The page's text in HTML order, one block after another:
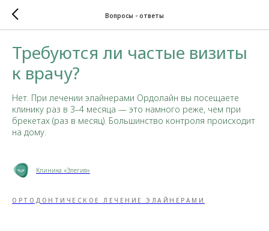
Вопросы - ответы
Требуются ли частые визиты
к врачу?
Нет. При лечении элайнерами Ордолайн вы посещаете
клинику раз в 3–4 месяца — это намного реже, чем при
брекетах (раз в месяц). Большинство контроля происходит
на дому.
Клиника «Элегия»
ОРТОДОНТИЧЕСКОЕ ЛЕЧЕНИЕ ЭЛАЙНЕРАМИ